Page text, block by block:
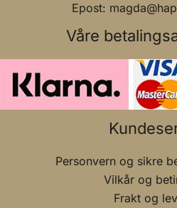
Epost:
Våre
Personvern og sikre
Vilkår og
Frakt og